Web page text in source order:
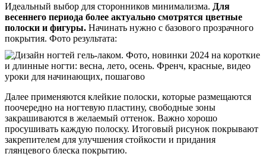
Идеальный выбор для сторонников минимализма. Для
весеннего периода более актуально смотрятся цветные
полоски и фигуры. Начинать нужно с базового прозрачного
покрытия. Фото результата:
Далее применяются клейкие полоски, которые размещаются
поочередно на ногтевую пластину, свободные зоны
закрашиваются в желаемый оттенок. Важно хорошо
просушивать каждую полоску. Итоговый рисунок покрывают
закрепителем для улучшения стойкости и придания
глянцевого блеска покрытию.